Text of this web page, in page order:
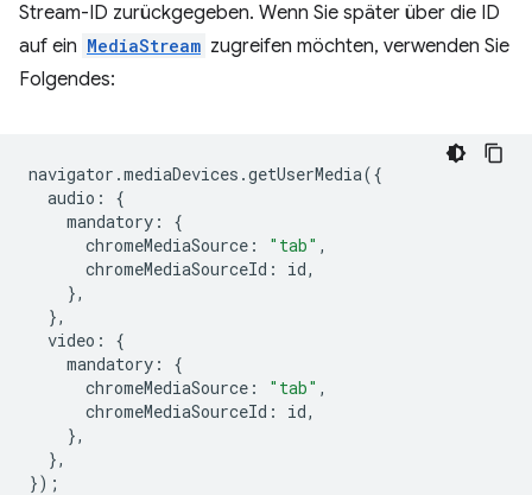
Stream-ID zurückgegeben. Wenn Sie später über die ID
auf ein MediaStream zugreifen möchten, verwenden Sie
Folgendes:
navigator .mediaDevices .getUserMedia({
audio :
{
mandatory :
{
chromeMediaSource : "tab" ,
chromeMediaSourceId : id,
},
},
video :
{
mandatory :
{
chromeMediaSource : "tab" ,
chromeMediaSourceId : id,
},
},
});